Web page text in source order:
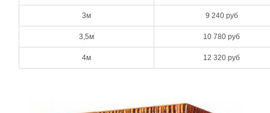
3м 9 240 руб
3,5м 10 780 руб
4м 12 320 руб